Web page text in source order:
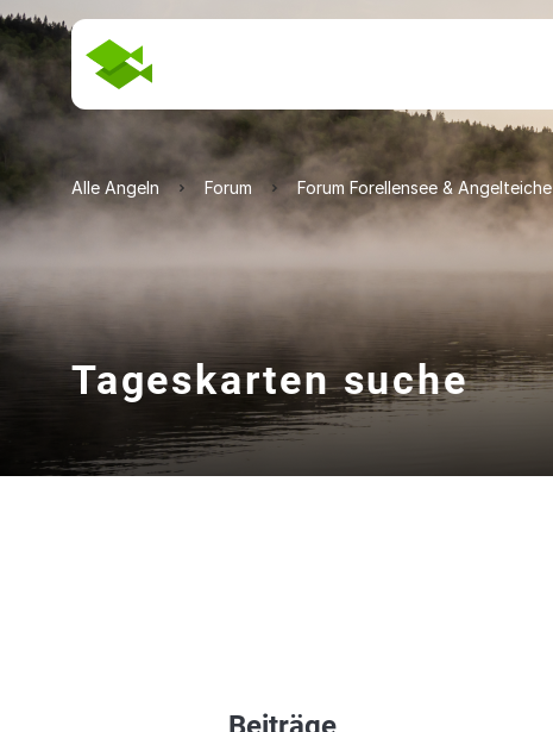
Alle Angeln Forum Forum Forellensee & Angelteiche
Tageskarten suche